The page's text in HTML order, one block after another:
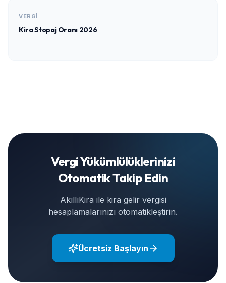
VERGI
Kira Stopaj Oranı 2026
Vergi Yükümlülüklerinizi
Otomatik Takip Edin
AkıllıKira ile kira gelir vergisi
hesaplamalarınızı otomatikleştirin.
Ücretsiz Başlayın